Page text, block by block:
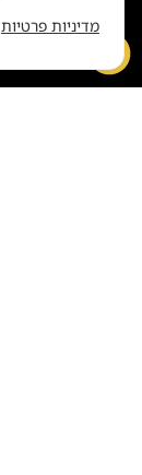
מדיניות פרטיות